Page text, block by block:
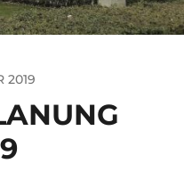
2019